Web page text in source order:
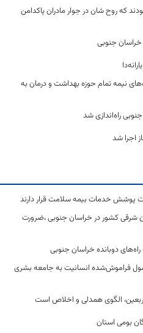
كه روح شان در جوار مادران پاکدامن
نیمه تمام حوزه بهداشت و درمان به
راه‌اندازی شد
اجرا شد
شرقی کشور در خراسان جنوبی ،ضرورت
فراموش‌شده انسانیت به جامعه بشری
الگوی همدلی و اخلاص است
بومی استان